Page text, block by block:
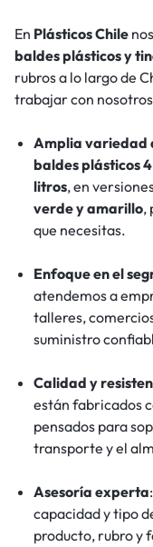
En Plásticos Chile
baldes plásticos y
rubros a lo largo de
trabajar con
Amplia variedad
baldes plásticos
litros, en
verde y amarillo,
que necesitas.
Enfoque en el
atendemos a
talleres,
suministro
Calidad y
están fabricados
pensados para
transporte y el
Asesoría experta
capacidad y tipo
producto, rubro y